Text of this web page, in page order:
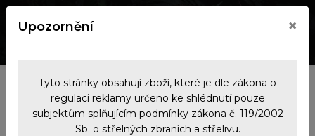
Kategorie
Upozornění ×
Tyto stránky obsahují zboží, které je dle zákona o
regulaci reklamy určeno ke shlédnutí pouze
subjektům splňujícím podmínky zákona č. 119/2002
Sb. o střelných zbraních a střelivu.